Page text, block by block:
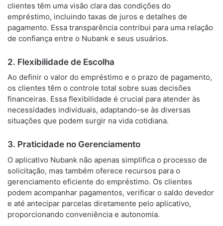
clientes têm uma visão clara das condições do
empréstimo, incluindo taxas de juros e detalhes de
pagamento. Essa transparência contribui para uma relação
de confiança entre o Nubank e seus usuários.
2. Flexibilidade de Escolha
Ao definir o valor do empréstimo e o prazo de pagamento,
os clientes têm o controle total sobre suas decisões
financeiras. Essa flexibilidade é crucial para atender às
necessidades individuais, adaptando-se às diversas
situações que podem surgir na vida cotidiana.
3. Praticidade no Gerenciamento
O aplicativo Nubank não apenas simplifica o processo de
solicitação, mas também oferece recursos para o
gerenciamento eficiente do empréstimo. Os clientes
podem acompanhar pagamentos, verificar o saldo devedor
e até antecipar parcelas diretamente pelo aplicativo,
proporcionando conveniência e autonomia.